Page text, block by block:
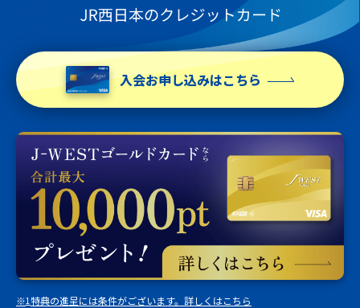
入会お申し込みはこちら
※1特典の進呈には条件がございます。詳しくはこちら